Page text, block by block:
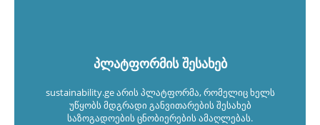
პლატფორმის შესახებ
sustainability.ge არის პლატფორმა, რომელიც ხელს
უწყობს მდგრადი განვითარების შესახებ
საზოგადოების ცნობიერების ამაღლებას.